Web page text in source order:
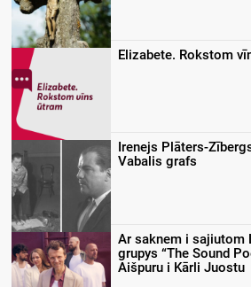
Elizabete. Rokstom
Irenejs Plāters-
Vabalis grafs
Ar saknem i sajiutom
grupys “The Sound
Aišpuru i Kārli Juostu